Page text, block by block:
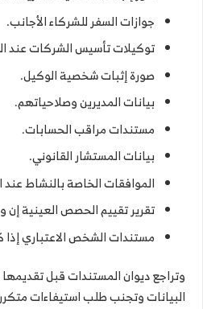
جوازات السفر للشركاء الأجانب.
توكيلات تأسيس الشركات عند
صورة إثبات شخصية الوكيل.
بيانات المديرين وصلاحياتهم.
مستندات مراقب الحسابات.
بيانات المستشار القانوني.
الموافقات الخاصة بالنشاط عند
تقرير تقييم الحصص العينية
مستندات الشخص الاعتباري
وتراجع ديوان المستندات قبل
البيانات وتجنب طلب استيفاءات